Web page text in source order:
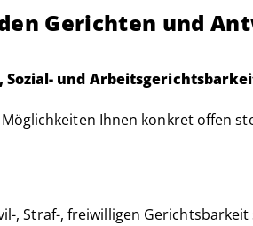
Gerichten und
und
Ihnen konkret offen
, Straf-, freiwilligen